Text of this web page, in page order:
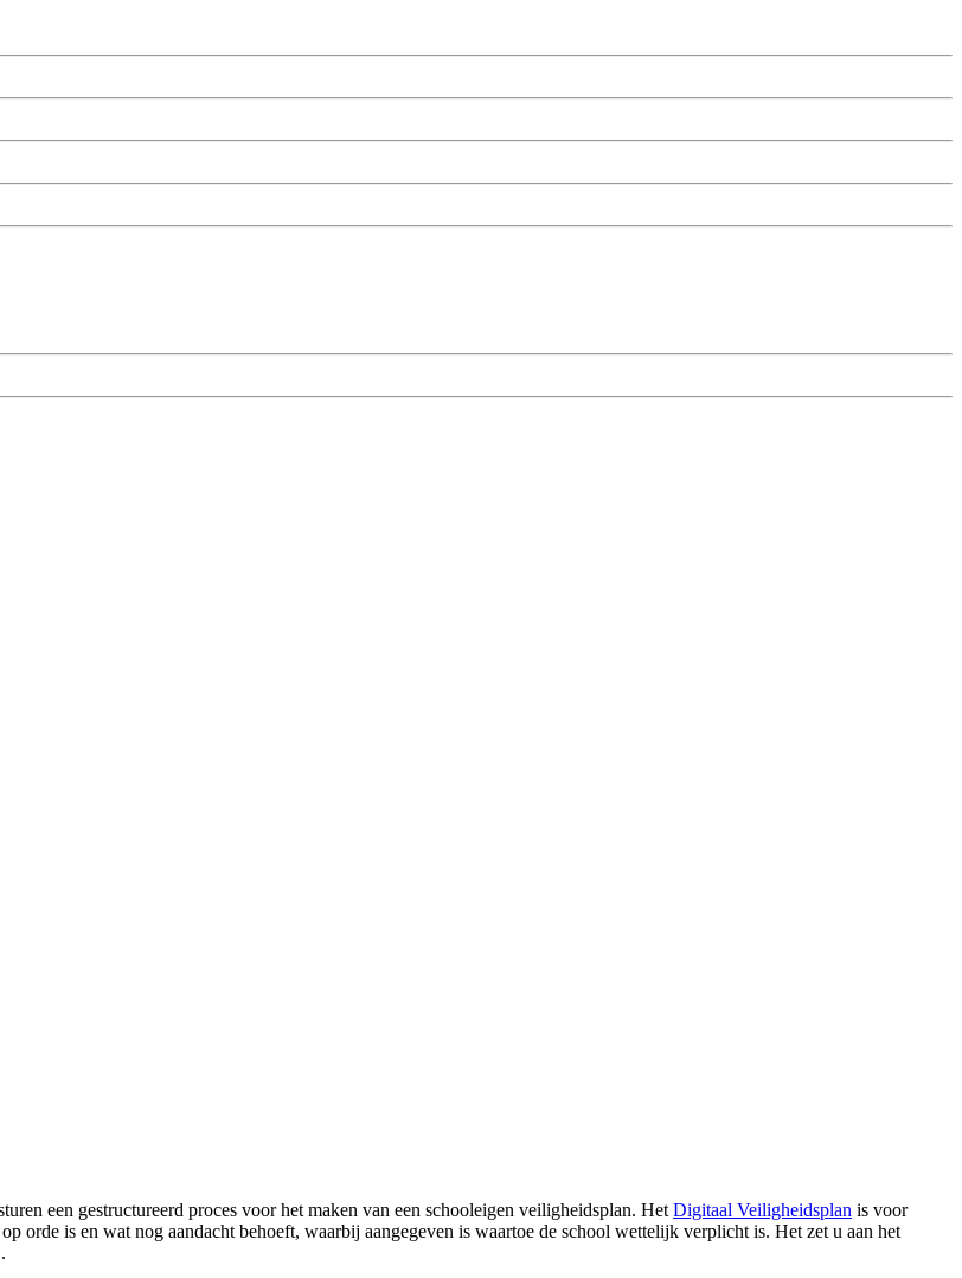
een gestructureerd proces voor het maken van een schooleigen veiligheidsplan. HetDigitaal Veiligheidsplan is voor
orde is en wat nog aandacht behoeft, waarbij aangegeven is waartoe de school wettelijk verplicht is. Het zet u aan het